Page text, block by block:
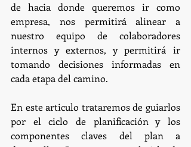
de hacia donde queremos ir como
empresa, nos permitirá alinear a
nuestro equipo de colaboradores
internos y externos, y permitirá ir
tomando decisiones informadas en
cada etapa del camino.
En este articulo trataremos de guiarlos
por el ciclo de planificación y los
componentes claves del plan a